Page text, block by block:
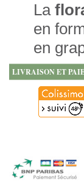
La
en
en
LIVRAISON ET